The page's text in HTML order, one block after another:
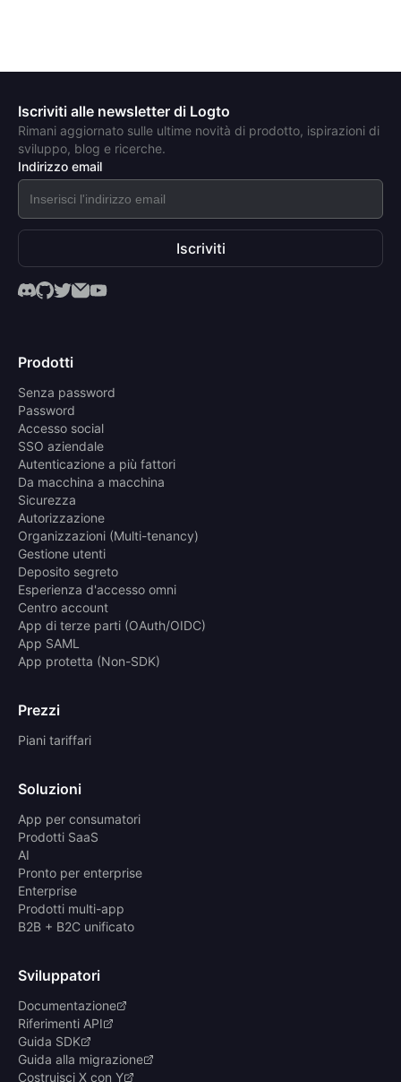
Iscriviti alle newsletter di Logto
Rimani aggiornato sulle ultime novità di prodotto, ispirazioni di
sviluppo, blog e ricerche.
Indirizzo email
Iscriviti
Prodotti
Senza password
Password
Accesso social
SSO aziendale
Autenticazione a più fattori
Da macchina a macchina
Sicurezza
Autorizzazione
Organizzazioni (Multi-tenancy)
Gestione utenti
Deposito segreto
Esperienza d'accesso omni
Centro account
App di terze parti (OAuth/OIDC)
App SAML
App protetta (Non-SDK)
Prezzi
Piani tariffari
Soluzioni
App per consumatori
Prodotti SaaS
AI
Pronto per enterprise
Enterprise
Prodotti multi-app
B2B + B2C unificato
Sviluppatori
Documentazione
Riferimenti API
Guida SDK
Guida alla migrazione
Costruisci X con Y